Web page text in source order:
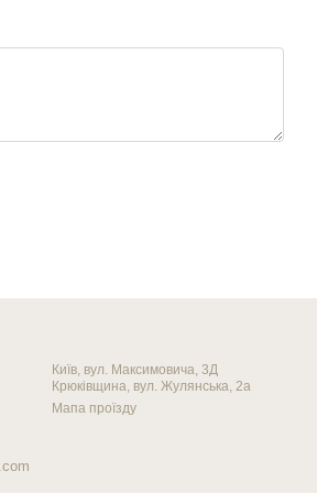
Київ, вул. Максимовича, 3Д
Крюківщина, вул. Жулянська, 2а
Мапа проїзду